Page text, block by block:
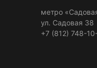
метро
ул. Садовая 38
+7 (812) 748-